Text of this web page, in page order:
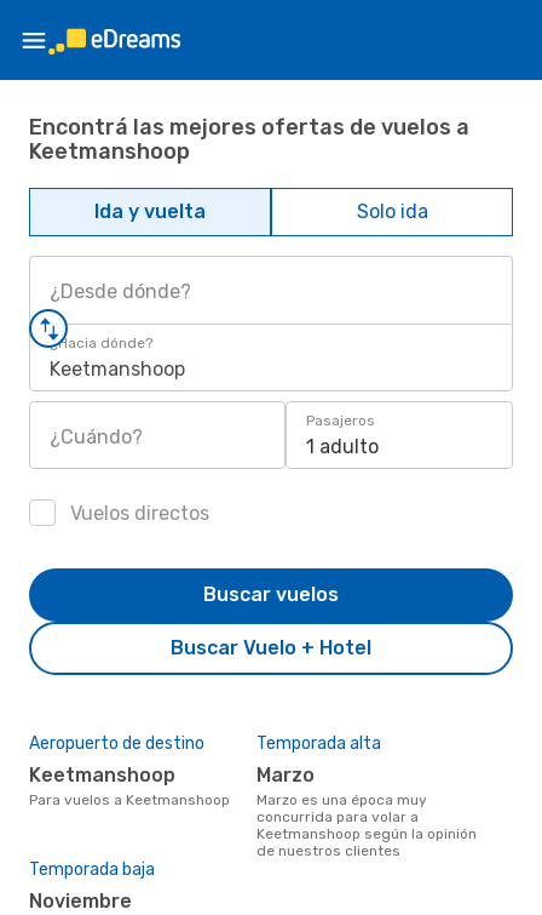
Encontrá las mejores ofertas de vuelos a
Keetmanshoop
Ida y vuelta Solo ida
¿Desde dónde?
¿Hacia dónde?
Keetmanshoop
¿Cuándo?
Pasajeros
1 adulto
Vuelos directos
Buscar Vuelo + Hotel
Buscar vuelos
Aeropuerto de destino
Keetmanshoop
Para vuelos a Keetmanshoop
Temporada alta
marzo
marzo es una época muy
concurrida para volar a
Keetmanshoop según la opinión
de nuestros clientes
Temporada baja
noviembre